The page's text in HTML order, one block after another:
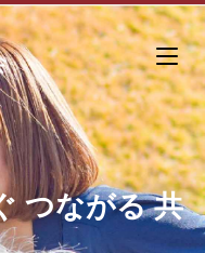
つながる 共